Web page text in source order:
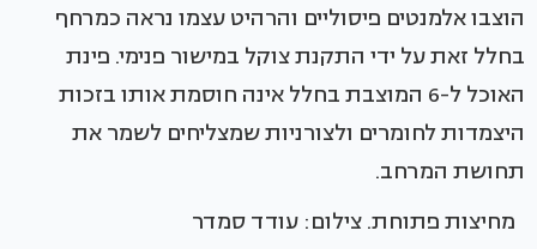
הוצבו אלמנטים פיסוליים והרהיט עצמו נראה כמרחף
בחלל זאת על ידי התקנת צוקל במישור פנימי. פינת
האוכל ל-6 המוצבת בחלל אינה חוסמת אותו בזכות
היצמדות לחומרים ולצורניות שמצליחים לשמר את
תחושת המרחב.
מחיצות פתוחת. צילום: עודד סמדר